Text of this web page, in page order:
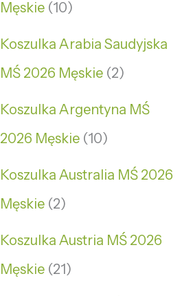
Męskie 10
Koszulka Arabia Saudyjska
MŚ 2026 Męskie 2
Koszulka Argentyna MŚ
2026 Męskie 10
Koszulka Australia MŚ 2026
Męskie 2
Koszulka Austria MŚ 2026
Męskie 21